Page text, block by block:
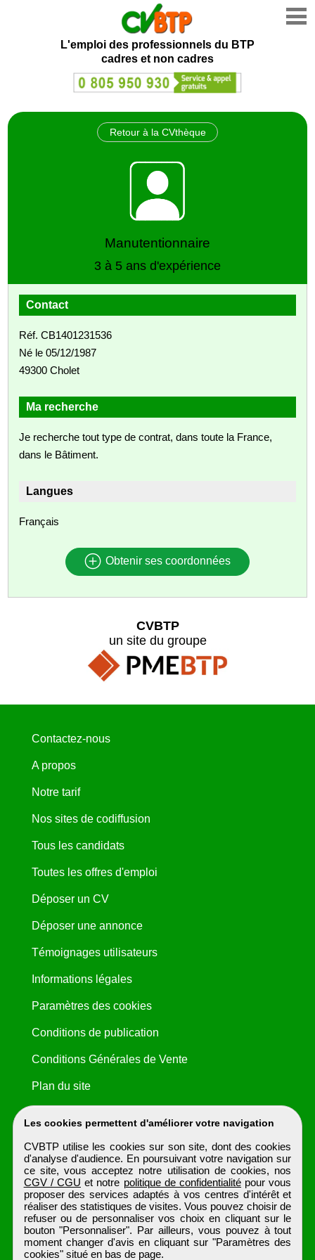
L'emploi des professionnels du BTP
cadres et non cadres
Retour à la CVthèque
Manutentionnaire
3 à 5 ans d'expérience
Contact
Réf. CB1401231536
Né le 05/12/1987
49300 Cholet
Ma recherche
Je recherche tout type de contrat, dans toute la France,
dans le Bâtiment.
Langues
Français
Obtenir ses coordonnées
Les cookies permettent d'améliorer votre navigation
CVBTP utilise les cookies sur son site, dont des cookies
d'analyse d'audience. En poursuivant votre navigation sur
ce site, vous acceptez notre utilisation de cookies, nos
CGV / CGU et notre politique de confidentialité pour vous
proposer des services adaptés à vos centres d'intérêt et
réaliser des statistiques de visites. Vous pouvez choisir de
refuser ou de personnaliser vos choix en cliquant sur le
bouton "Personnaliser". Par ailleurs, vous pouvez à tout
moment changer d'avis en cliquant sur "Paramètres des
cookies" situé en bas de page.
CVBTP
un site du groupe
Contactez-nous
A propos
Notre tarif
Nos sites de codiffusion
Tous les candidats
Toutes les offres d'emploi
Déposer un CV
Déposer une annonce
Témoignages utilisateurs
Informations légales
Paramètres des cookies
Conditions de publication
Conditions Générales de Vente
Plan du site